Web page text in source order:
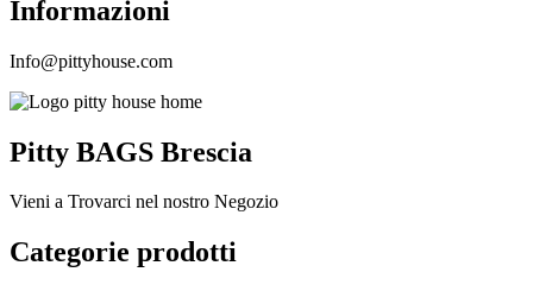
Informazioni
Info@pittyhouse.com
Pitty BAGS Brescia
Vieni a Trovarci nel nostro Negozio
Categorie prodotti